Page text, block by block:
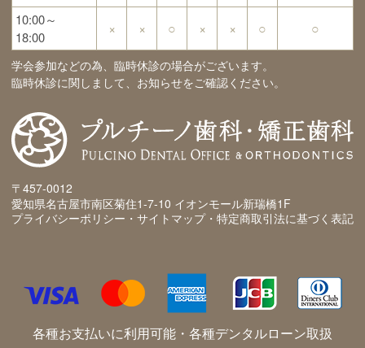
10:00～
18:00
× × ○ × × ○ ○
学会参加などの為、臨時休診の場合がございます。
臨時休診に関しまして、お知らせをご確認ください。
〒457-0012
愛知県名古屋市南区菊住1-7-10 イオンモール新瑞橋1F
プライバシーポリシー・サイトマップ・特定商取引法に基づく表記
各種お支払いに利用可能・各種デンタルローン取扱